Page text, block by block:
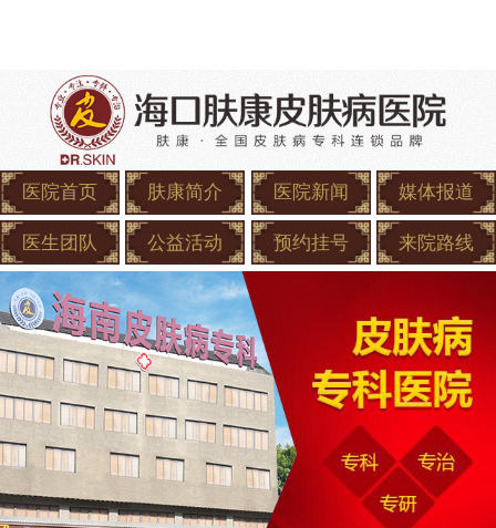
医院首页 肤康简介 医院新闻 媒体报道
医生团队 公益活动 预约挂号 来院路线